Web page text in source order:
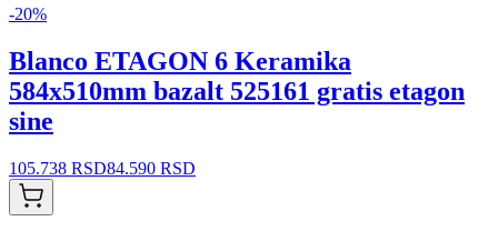
-20%
Blanco ETAGON 6 Keramika
584x510mm bazalt 525161 gratis etagon
sine
105.738 RSD84.590 RSD